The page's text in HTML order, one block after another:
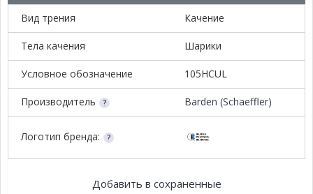
Вид трения Качение
Тела качения Шарики
Условное обозначение 105HCUL
Производитель Barden (Schaeffler)
Логотип бренда:
Добавить в сохраненные